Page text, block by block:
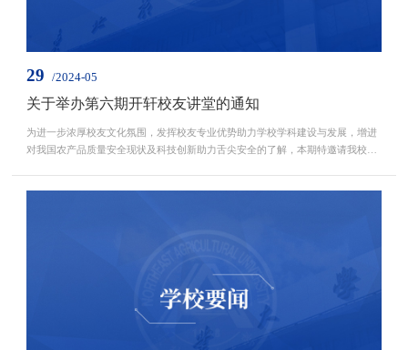
29 /2024-05
关于举办第六期开轩校友讲堂的通知
为进一步浓厚校友文化氛围，发挥校友专业优势助力学校学科建设与发展，增进
对我国农产品质量安全现状及科技创新助力舌尖安全的了解，本期特邀请我校